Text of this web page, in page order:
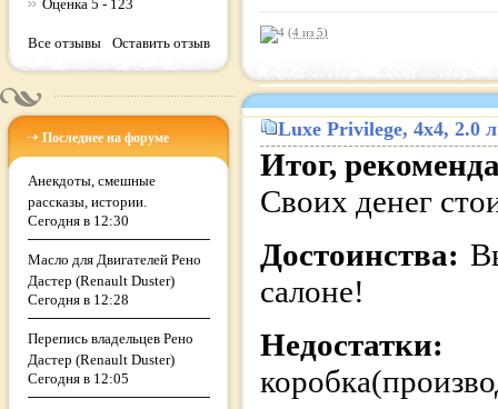
Оценка 5 - 123
Все отзывы Оставить отзыв
Последнее на форуме
Анекдоты, смешные
рассказы, истории.
Сегодня в 12:30
Масло для Двигателей Рено
Дастер (Renault Duster)
Сегодня в 12:28
Перепись владельцев Рено
Дастер (Renault Duster)
Сегодня в 12:05
(4 из 5)
Luxe Privilege, 4x4, 2.0
Итог,
Своих денег
Достоинства:
салоне!
Недостатки: